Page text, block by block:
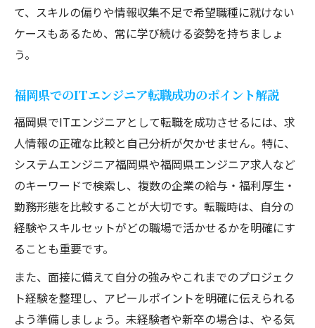
て、スキルの偏りや情報収集不足で希望職種に就けない
ケースもあるため、常に学び続ける姿勢を持ちましょ
う。
福岡県でのITエンジニア転職成功のポイント解説
福岡県でITエンジニアとして転職を成功させるには、求
人情報の正確な比較と自己分析が欠かせません。特に、
システムエンジニア福岡県や福岡県エンジニア求人など
のキーワードで検索し、複数の企業の給与・福利厚生・
勤務形態を比較することが大切です。転職時は、自分の
経験やスキルセットがどの職場で活かせるかを明確にす
ることも重要です。
また、面接に備えて自分の強みやこれまでのプロジェク
ト経験を整理し、アピールポイントを明確に伝えられる
よう準備しましょう。未経験者や新卒の場合は、やる気